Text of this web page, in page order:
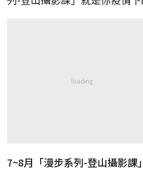
7~8月「漫步系列-登山攝影課